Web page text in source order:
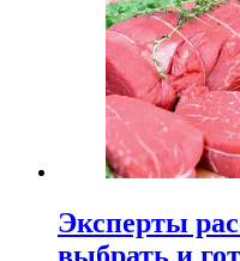
Эксперты